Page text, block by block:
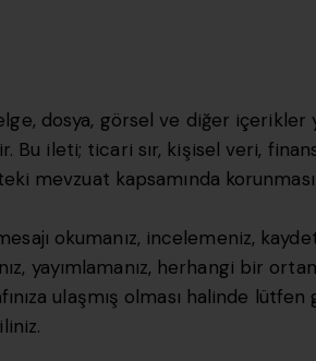
dosya, görsel ve diğer içerikler
Bu ileti; ticari sır, kişisel veri,
mevzuat kapsamında
okumanız, incelemeniz,
yayımlamanız, herhangi bir
ulaşmış olması halinde